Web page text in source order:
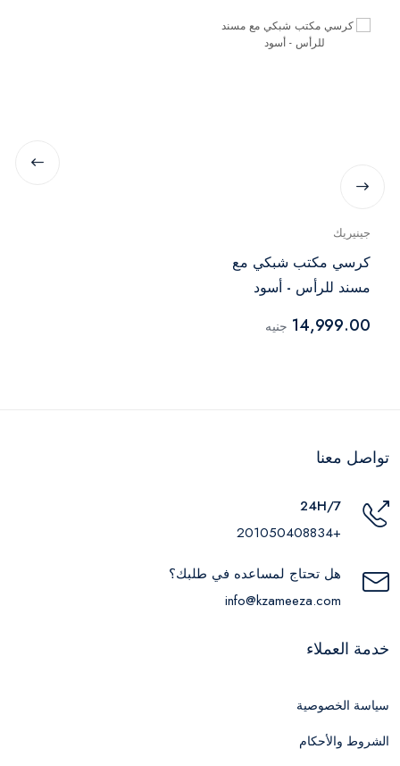
جينيريك
كرسي مكتب شبكي مع
مسند للرأس - أسود
14,999.00 جنيه
تواصل معنا
24H/7
+201050408834
هل تحتاج لمساعده في طلبك؟
info@kzameeza.com
خدمة العملاء
سياسة الخصوصية
الشروط والأحكام